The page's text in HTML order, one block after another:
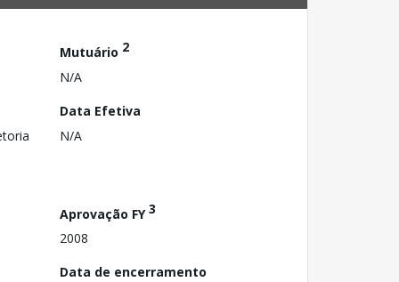
Mutuário 2
N/A
Data Efetiva
N/A
Aprovação FY3
2008
Data de encerramento